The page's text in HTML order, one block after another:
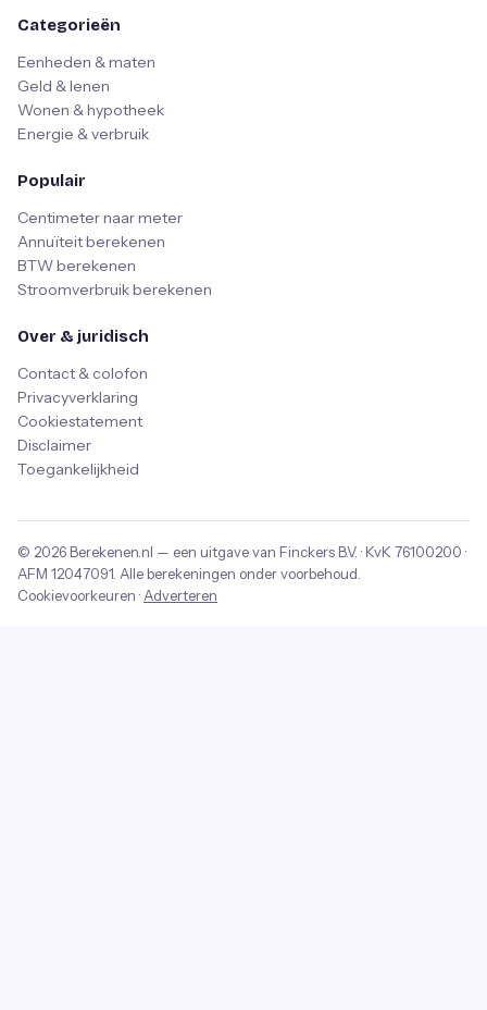
Categorieën
Eenheden & maten
Geld & lenen
Wonen & hypotheek
Energie & verbruik
Populair
Centimeter naar meter
Annuïteit berekenen
BTW berekenen
Stroomverbruik berekenen
Over & juridisch
Contact & colofon
Privacyverklaring
Cookiestatement
Disclaimer
Toegankelijkheid
© 2026 Berekenen.nl — een uitgave van Finckers B.V. · KvK 76100200 ·
AFM 12047091 . Alle berekeningen onder voorbehoud.
Cookievoorkeuren · Adverteren